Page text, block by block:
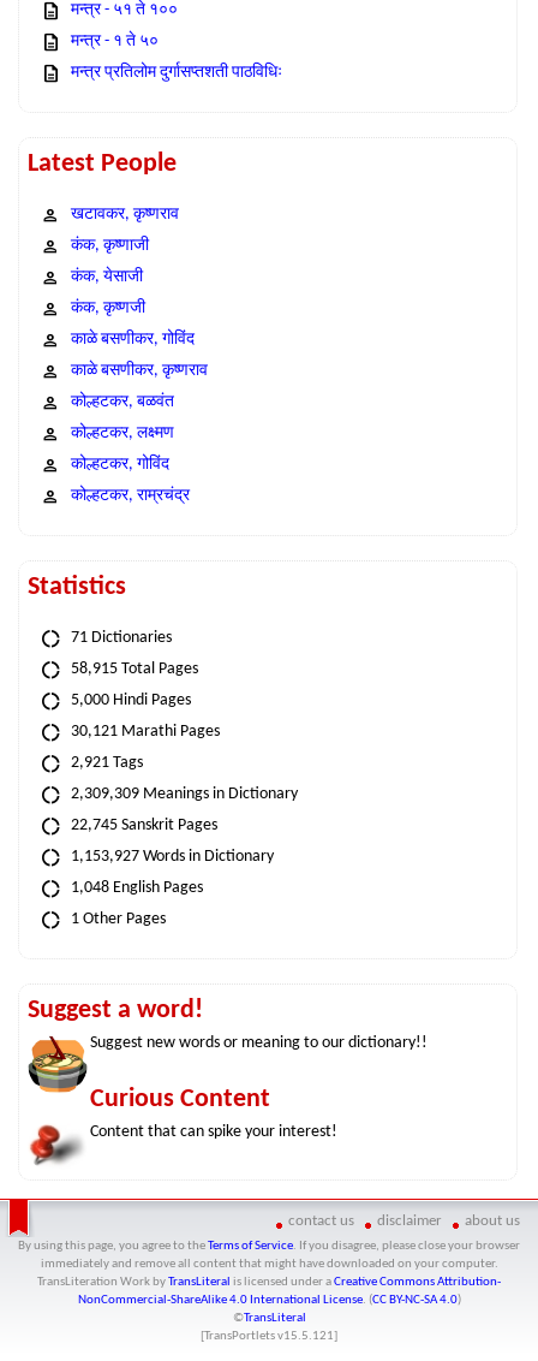
मन्त्र - ५१ ते १००
मन्त्र - १ ते ५०
मन्त्र प्रतिलोम दुर्गासप्तशती पाठविधिः
Latest People
खटावकर, कृष्णराव
कंक, कृष्णाजी
कंक, येसाजी
कंक, कृष्णजी
काळे बसणीकर, गोविंद
काळे बसणीकर, कृष्णराव
कोल्हटकर, बळवंत
कोल्हटकर, लक्ष्मण
कोल्हटकर, गोविंद
कोल्हटकर, राम्रचंद्र
Statistics
71 Dictionaries
58,915 Total Pages
5,000 Hindi Pages
30,121 Marathi Pages
2,921 Tags
2,309,309 Meanings in Dictionary
22,745 Sanskrit Pages
1,153,927 Words in Dictionary
1,048 English Pages
1 Other Pages
Suggest a word!
Suggest new words or meaning to our dictionary!!
Curious Content
Content that can spike your interest!
contact us disclaimer about us
By using this page, you agree to the Terms of Service. If you disagree, please close your browser
immediately and remove all content that might have downloaded on your computer.
TransLiteration Workby TransLiteral is licensed under aCreative Commons Attribution-
NonCommercial-ShareAlike 4.0 International License. (CC BY-NC-SA 4.0)
©TransLiteral
[TransPortlets v15.5.121